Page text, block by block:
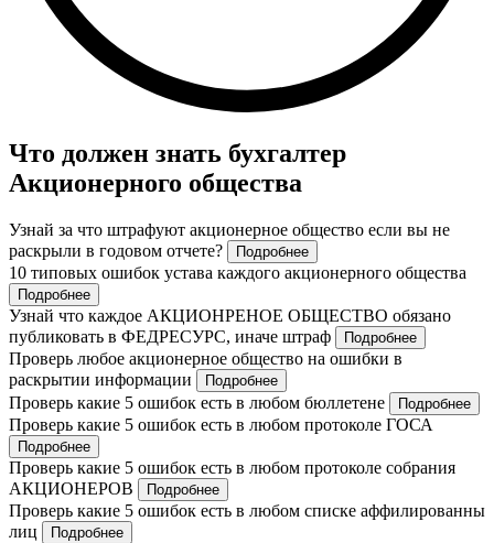
Что должен знать бухгалтер
Акционерного общества
Узнай за что штрафуют акционерное общество если вы не
раскрыли в годовом отчете?
Подробнее
10 типовых ошибок устава каждого акционерного общества
Подробнее
Узнай что каждое АКЦИОНРЕНОЕ ОБЩЕСТВО обязано
публиковать в ФЕДРЕСУРС, иначе штраф
Подробнее
Проверь любое акционерное общество на ошибки в
раскрытии информации
Подробнее
Проверь какие 5 ошибок есть в любом бюллетене Подробнее
Проверь какие 5 ошибок есть в любом протоколе ГОСА
Подробнее
Проверь какие 5 ошибок есть в любом протоколе собрания
АКЦИОНЕРОВ
Подробнее
Проверь какие 5 ошибок есть в любом списке аффилированны
лиц
Подробнее